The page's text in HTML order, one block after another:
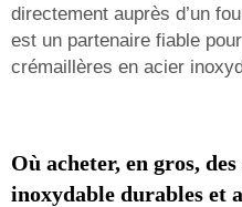
directement auprès d’un
est un partenaire fiable
crémaillères en acier
Où acheter, en gros,
inoxydable durables et